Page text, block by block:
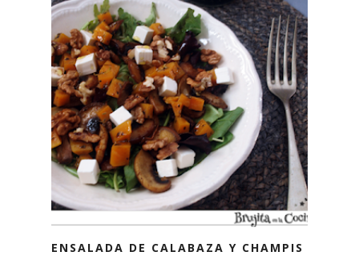
ENSALADA DE CALABAZA Y CHAMPIS